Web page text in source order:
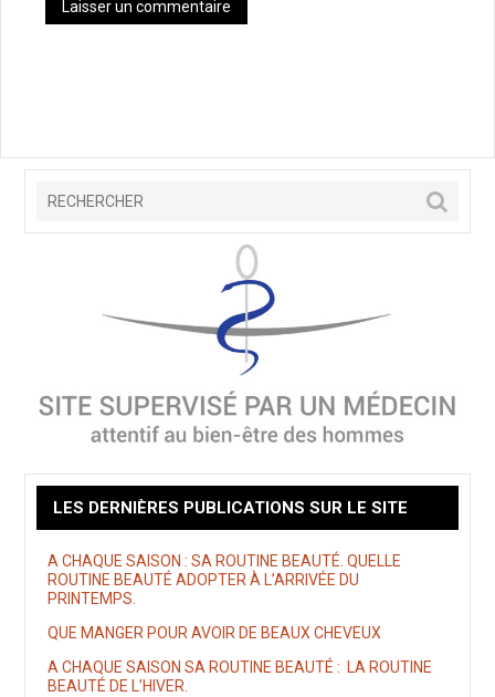
LES DERNIÈRES PUBLICATIONS SUR LE SITE
A CHAQUE SAISON : SA ROUTINE BEAUTÉ. QUELLE
ROUTINE BEAUTÉ ADOPTER À L’ARRIVÉE DU
PRINTEMPS.
QUE MANGER POUR AVOIR DE BEAUX CHEVEUX
A CHAQUE SAISON SA ROUTINE BEAUTÉ : LA ROUTINE
BEAUTÉ DE L’HIVER.